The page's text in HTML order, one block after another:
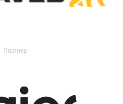
Партнер